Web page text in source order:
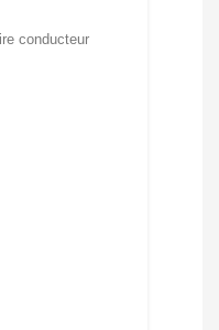
conducteur